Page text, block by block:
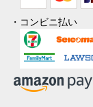
・コンビニ払い